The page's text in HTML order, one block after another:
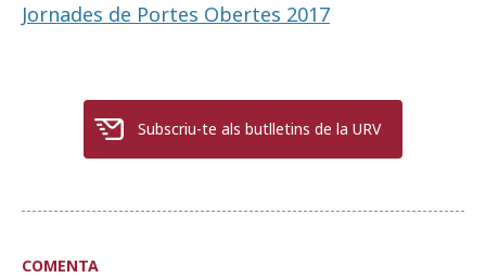
Jornades de Portes Obertes 2017
Subscriu-te als butlletins de la URV
COMENTA